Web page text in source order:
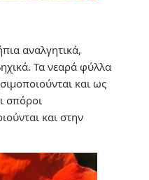
αναλγητικά,
Τα νεαρά φύλλα
και ως
σπόροι
και στην